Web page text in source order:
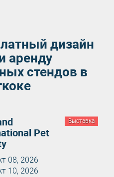
дизайн
аренду
стендов в
Выставка
Pet
08, 2026
10, 2026